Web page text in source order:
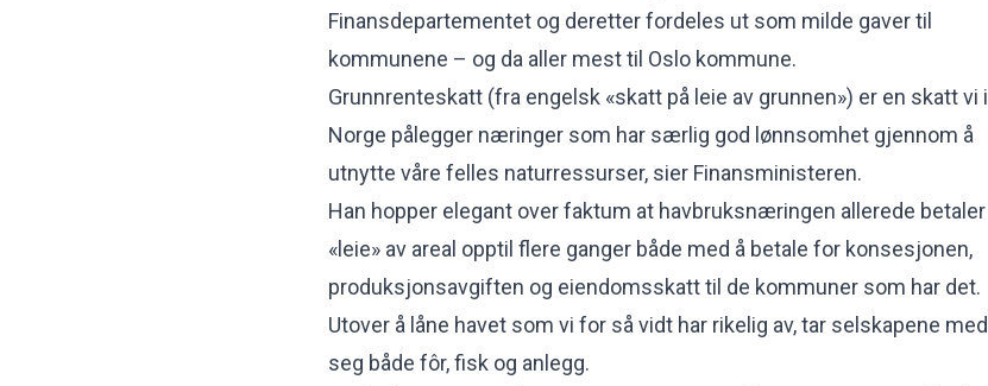
Finansdepartementet og deretter fordeles ut som milde gaver til
kommunene – og da aller mest til Oslo kommune.
Grunnrenteskatt (fra engelsk «skatt på leie av grunnen») er en skatt vi i
Norge pålegger næringer som har særlig god lønnsomhet gjennom å
utnytte våre felles naturressurser, sier Finansministeren.
Han hopper elegant over faktum at havbruksnæringen allerede betaler
«leie» av areal opptil flere ganger både med å betale for konsesjonen,
produksjonsavgiften og eiendomsskatt til de kommuner som har det.
Utover å låne havet som vi for så vidt har rikelig av, tar selskapene med
seg både fôr, fisk og anlegg.